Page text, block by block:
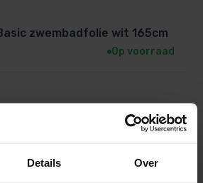
Details Over
zwembadfolie wit 165cm
Op voorraad